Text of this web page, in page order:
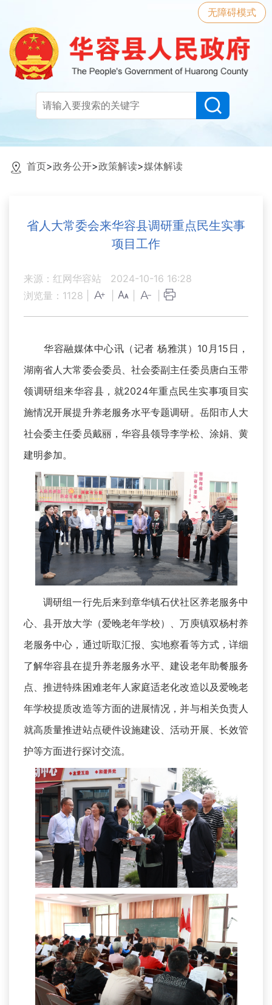
无障碍模式
首页>政务公开>政策解读>媒体解读
省人大常委会来华容县调研重点民生实事
项目工作
来源：红网华容站
2024-10-16 16:28
浏览量： 1128
华容融媒体中心讯（记者 杨雅淇）10月15日，
湖南省人大常委会委员、社会委副主任委员唐白玉带
领调研组来华容县，就2024年重点民生实事项目实
施情况开展提升养老服务水平专题调研。岳阳市人大
社会委主任委员戴丽，华容县领导李学松、涂娟、黄
建明参加。
调研组一行先后来到章华镇石伏社区养老服务中
心、县开放大学（爱晚老年学校）、万庾镇双杨村养
老服务中心，通过听取汇报、实地察看等方式，详细
了解华容县在提升养老服务水平、建设老年助餐服务
点、推进特殊困难老年人家庭适老化改造以及爱晚老
年学校提质改造等方面的进展情况，并与相关负责人
就高质量推进站点硬件设施建设、活动开展、长效管
护等方面进行探讨交流。